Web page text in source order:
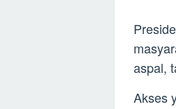
aspal,
Akses